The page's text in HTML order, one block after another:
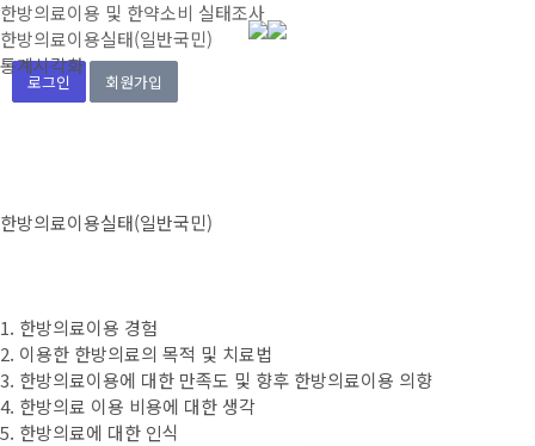
로그인 회원가입
한방의료이용 및 한약소비 실태조사
한방의료이용실태(일반국민)
통계시각화
한방의료이용실태(일반국민)
1. 한방의료이용 경험
2. 이용한 한방의료의 목적 및 치료법
3. 한방의료이용에 대한 만족도 및 향후 한방의료이용 의향
4. 한방의료 이용 비용에 대한 생각
5. 한방의료에 대한 인식